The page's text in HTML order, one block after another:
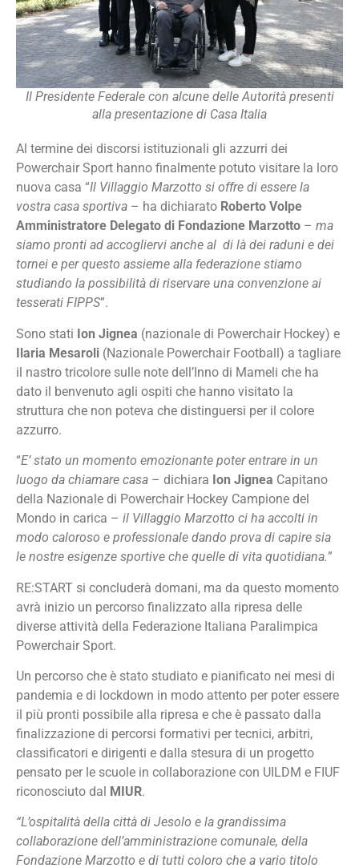
Il Presidente Federale con alcune delle Autorità presenti
alla presentazione di Casa Italia
Al termine dei discorsi istituzionali gli azzurri dei
Powerchair Sport hanno finalmente potuto visitare la loro
nuova casa “Il Villaggio Marzotto si offre di essere la
vostra casa sportiva – ha dichiarato Roberto Volpe
Amministratore Delegato di Fondazione Marzotto – ma
siamo pronti ad accogliervi anche al di là dei raduni e dei
tornei e per questo assieme alla federazione stiamo
studiando la possibilità di riservare una convenzione ai
tesserati FIPPS”.
Sono stati Ion Jignea (nazionale di Powerchair Hockey) e
Ilaria Mesaroli (Nazionale Powerchair Football) a tagliare
il nastro tricolore sulle note dell’Inno di Mameli che ha
dato il benvenuto agli ospiti che hanno visitato la
struttura che non poteva che distinguersi per il colore
azzurro.
“E’ stato un momento emozionante poter entrare in un
luogo da chiamare casa – dichiara Ion Jignea Capitano
della Nazionale di Powerchair Hockey Campione del
Mondo in carica – il Villaggio Marzotto ci ha accolti in
modo caloroso e professionale dando prova di capire sia
le nostre esigenze sportive che quelle di vita quotidiana.”
RE:START si concluderà domani, ma da questo momento
avrà inizio un percorso finalizzato alla ripresa delle
diverse attività della Federazione Italiana Paralimpica
Powerchair Sport.
Un percorso che è stato studiato e pianificato nei mesi di
pandemia e di lockdown in modo attento per poter essere
il più pronti possibile alla ripresa e che è passato dalla
finalizzazione di percorsi formativi per tecnici, arbitri,
classificatori e dirigenti e dalla stesura di un progetto
pensato per le scuole in collaborazione con UILDM e FIUF
riconosciuto dal MIUR.
“L’ospitalità della città di Jesolo e la grandissima
collaborazione dell’amministrazione comunale, della
Fondazione Marzotto e di tutti coloro che a vario titolo